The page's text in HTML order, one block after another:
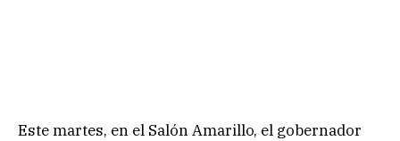
Este martes, en el Salón Amarillo, el gobernador